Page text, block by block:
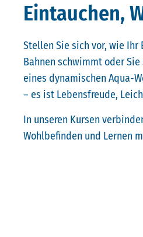
Eintauchen,
Stellen Sie sich vor, wie
Bahnen schwimmt oder
eines dynamischen Aqua-
– es ist Lebensfreude,
In unseren Kursen
Wohlbefinden und Lernen